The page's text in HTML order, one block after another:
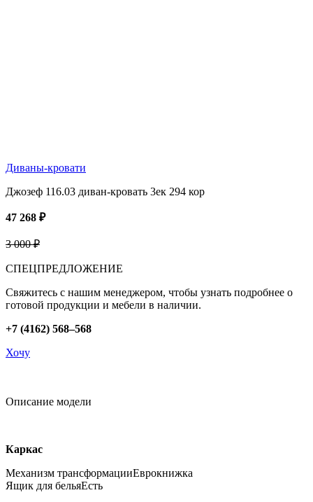
Диваны-кровати
Джозеф 116.03 диван-кровать 3ек 294 кор
47 268 ₽
3 000 ₽
СПЕЦПРЕДЛОЖЕНИЕ
Свяжитесь с нашим менеджером, чтобы узнать подробнее о
готовой продукции и мебели в наличии.
+7 (4162) 568–568
Хочу
Описание модели
Каркас
Механизм трансформацииЕврокнижка
Ящик для бельяЕсть